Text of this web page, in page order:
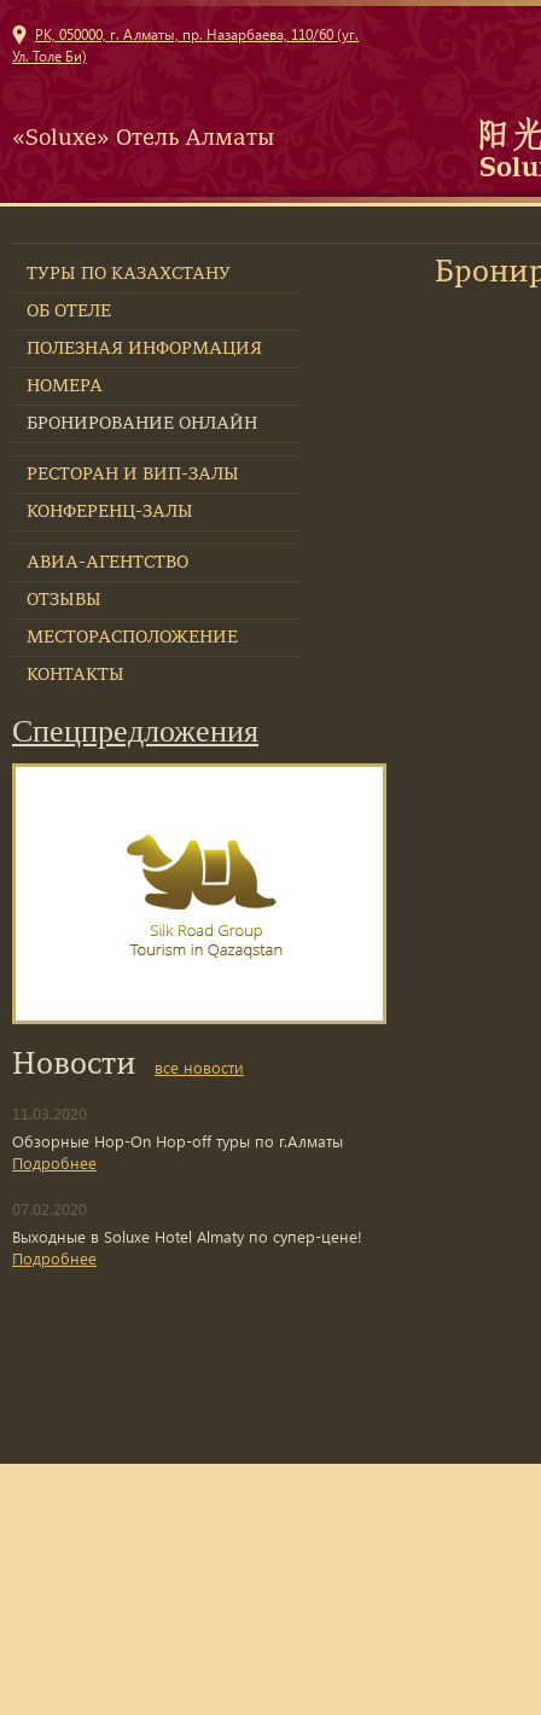
РК, 050000, г. Алматы, пр. Назарбаева, 110/60 (уг.
Ул. Толе Би)
«Soluxe» Отель Алматы
ТУРЫ ПО КАЗАХСТАНУ
ОБ ОТЕЛЕ
ПОЛЕЗНАЯ ИНФОРМАЦИЯ
НОМЕРА
БРОНИРОВАНИЕ ОНЛАЙН
РЕСТОРАН И ВИП-ЗАЛЫ
КОНФЕРЕНЦ-ЗАЛЫ
АВИА-АГЕНТСТВО
ОТЗЫВЫ
МЕСТОРАСПОЛОЖЕНИЕ
КОНТАКТЫ
Спецпредложения
Новости все новости
11.03.2020
Обзорные Hop-On Hop-off туры по г.Алматы
Подробнее
07.02.2020
Выходные в Soluxe Hotel Almaty по супер-цене!
Подробнее